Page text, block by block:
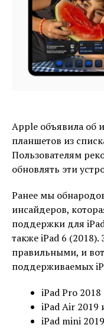
Apple объявила об
планшетов из
Пользователям
обновлять эти
Ранее мы
инсайдеров,
поддержки для
также iPad 6 (2018).
правильными, и
поддерживаемых
iPad Pro
iPad Air 2019
iPad mini